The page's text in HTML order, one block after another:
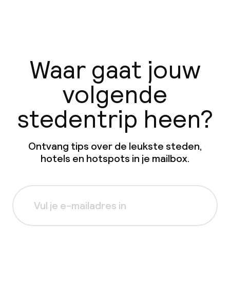
Waar gaat jouw
volgende
stedentrip heen?
Ontvang tips over de leukste steden,
hotels en hotspots in je mailbox.